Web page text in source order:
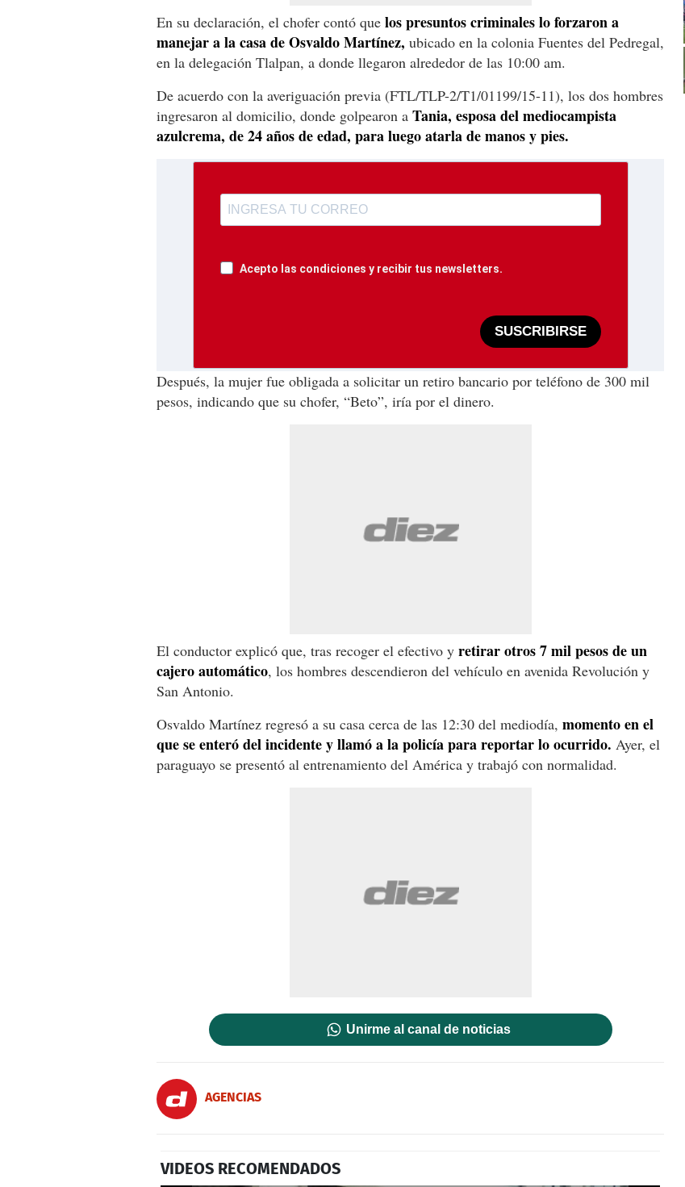
En su declaración, el chofer contó que los presuntos criminales lo forzaron a
manejar a la casa de Osvaldo Martínez, ubicado en la colonia Fuentes del Pedregal,
en la delegación Tlalpan, a donde llegaron alrededor de las 10:00 am.
De acuerdo con la averiguación previa (FTL/TLP-2/T1/01199/15-11), los dos hombres
ingresaron al domicilio, donde golpearon a Tania, esposa del mediocampista
azulcrema, de 24 años de edad, para luego atarla de manos y pies.
Acepto las condiciones y recibir tus newsletters.
SUSCRIBIRSE
Después, la mujer fue obligada a solicitar un retiro bancario por teléfono de 300 mil
pesos, indicando que su chofer, “Beto”, iría por el dinero.
El conductor explicó que, tras recoger el efectivo y retirar otros 7 mil pesos de un
cajero automático, los hombres descendieron del vehículo en avenida Revolución y
San Antonio.
Osvaldo Martínez regresó a su casa cerca de las 12:30 del mediodía, momento en el
que se enteró del incidente y llamó a la policía para reportar lo ocurrido. Ayer, el
paraguayo se presentó al entrenamiento del América y trabajó con normalidad.
Unirme al canal de noticias
AGENCIAS
VIDEOS RECOMENDADOS